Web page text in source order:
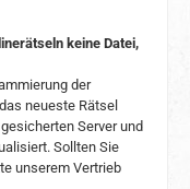
keine Datei,
der
neueste Rätsel
Server und
Sollten Sie
unserem Vertrieb